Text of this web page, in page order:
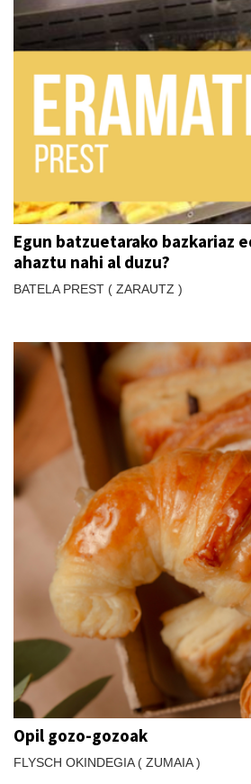
Egun batzuetarako bazkariaz
ahaztu nahi al duzu?
BATELA PREST ( ZARAUTZ )
Opil gozo-gozoak
FLYSCH OKINDEGIA ( ZUMAIA )